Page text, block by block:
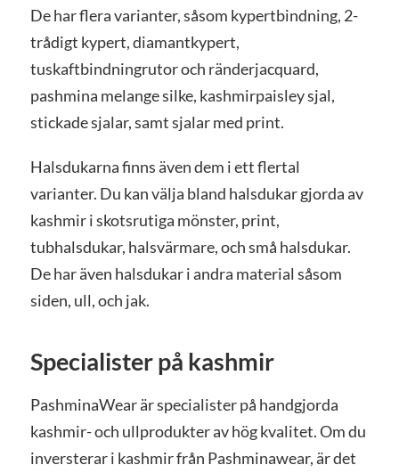
De har flera varianter, såsom kypertbindning, 2-
trådigt kypert, diamantkypert,
tuskaftbindningrutor och ränderjacquard,
pashmina melange silke, kashmirpaisley sjal,
stickade sjalar, samt sjalar med print.
Halsdukarna finns även dem i ett flertal
varianter. Du kan välja bland halsdukar gjorda av
kashmir i skotsrutiga mönster, print,
tubhalsdukar, halsvärmare, och små halsdukar.
De har även halsdukar i andra material såsom
siden, ull, och jak.
Specialister på kashmir
PashminaWear är specialister på handgjorda
kashmir- och ullprodukter av hög kvalitet. Om du
inversterar i kashmir från Pashminawear, är det